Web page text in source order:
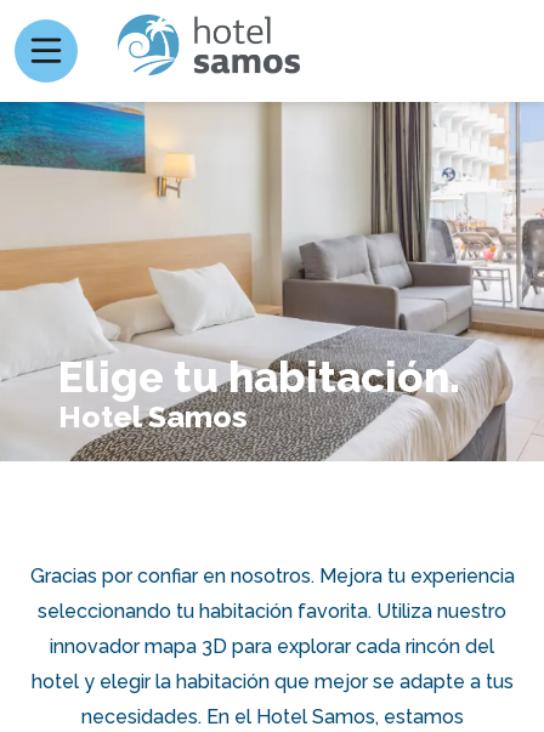
Elige tu habitación.
Hotel Samos
Gracias por confiar en nosotros. Mejora tu experiencia
seleccionando tu habitación favorita. Utiliza nuestro
innovador mapa 3D para explorar cada rincón del
hotel y elegir la habitación que mejor se adapte a tus
necesidades. En el Hotel Samos, estamos